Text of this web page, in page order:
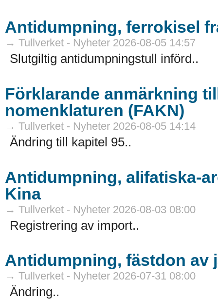
Antidumpning, ferrokisel
→ Tullverket - Nyheter 2026-08-05 14:57
Slutgiltig antidumpningstull införd..
Förklarande anmärkning
nomenklaturen (FAKN)
→ Tullverket - Nyheter 2026-08-05 14:14
Ändring till kapitel 95..
Antidumpning, alifatiska-aromatiska sampolyestrar från
Kina
→ Tullverket - Nyheter 2026-08-03 08:00
Registrering av import..
Antidumpning,
→ Tullverket - Nyheter 2026-07-31 08:00
Ändring..